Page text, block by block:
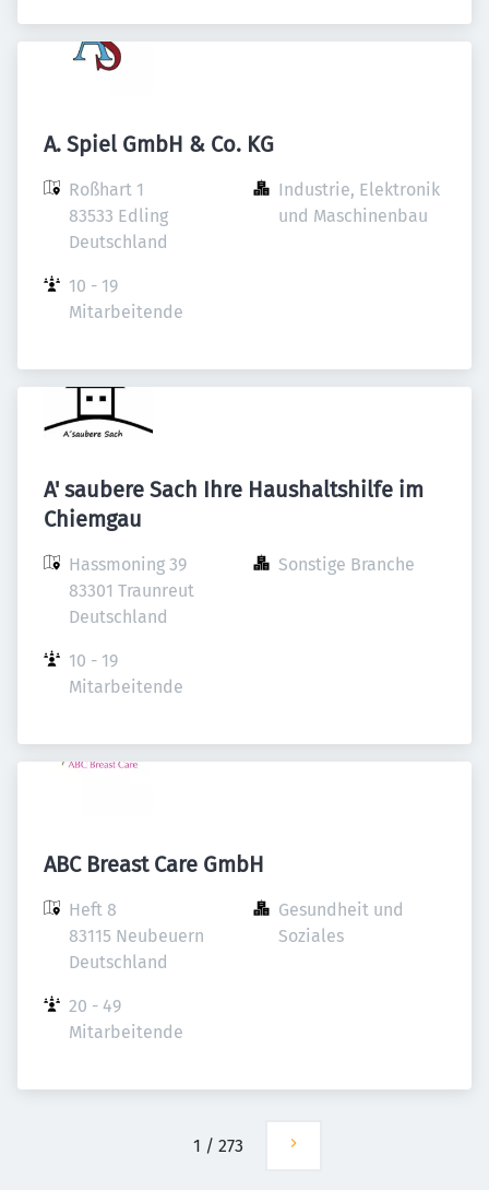
A. Spiel GmbH & Co. KG
Roßhart 1
83533 Edling
Deutschland
Industrie, Elektronik
und Maschinenbau
10 - 19
Mitarbeitende
A' saubere Sach Ihre Haushaltshilfe im
Chiemgau
Hassmoning 39
83301 Traunreut
Deutschland
Sonstige Branche
10 - 19
Mitarbeitende
ABC Breast Care GmbH
Heft 8
83115 Neubeuern
Deutschland
Gesundheit und
Soziales
20 - 49
Mitarbeitende
1 / 273